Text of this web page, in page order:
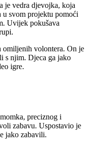
je vedra djevojka, koja
u svom projektu pomoći
Uvijek pokušava
omiljenih volontera. On je
s njim. Djeca ga jako
igre.
preciznog i
zabavu. Uspostavio je
jako zabavili.